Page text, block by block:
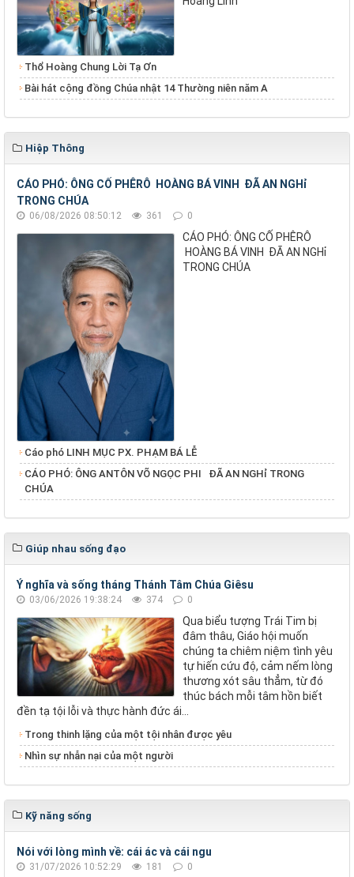
Thổ Hoàng Chung Lời Tạ Ơn
Bài hát cộng đồng Chúa nhật 14 Thường niên năm A
Hiệp Thông
CÁO PHÓ: ÔNG CỐ PHÊRÔ HOÀNG BÁ VINH ĐÃ AN NGHỉ
TRONG CHÚA
06/08/2026 08:50:12 361 0
CÁO PHÓ: ÔNG CỐ PHÊRÔ
HOÀNG BÁ VINH ĐÃ AN NGHỉ
TRONG CHÚA
Cáo phó LINH MỤC PX. PHẠM BÁ LỄ
CÁO PHÓ: ÔNG ANTÔN VÕ NGỌC PHI ĐÃ AN NGHỉ TRONG
CHÚA
Giúp nhau sống đạo
Ý nghĩa và sống tháng Thánh Tâm Chúa Giêsu
03/06/2026 19:38:24 374 0
Qua biểu tượng Trái Tim bị
đâm thâu, Giáo hội muốn
chúng ta chiêm niệm tình yêu
tự hiến cứu độ, cảm nếm lòng
thương xót sâu thẳm, từ đó
thúc bách mỗi tâm hồn biết
đền tạ tội lỗi và thực hành đức ái...
Trong thinh lặng của một tội nhân được yêu
Nhìn sự nhẫn nại của một người
Kỹ năng sống
Nói với lòng mình về: cái ác và cái ngu
31/07/2026 10:52:29 181 0